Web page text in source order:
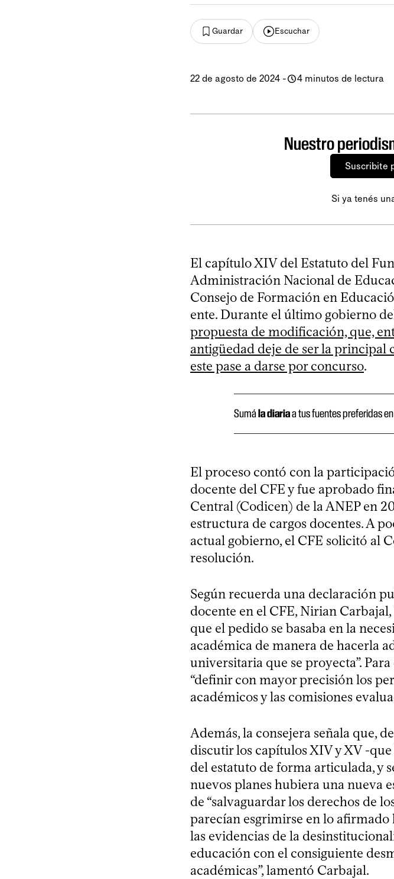
Guardar Escuchar
22 de agosto de 2024 - 4 minutos de lectura
Nuestro
Suscribite
Si ya tenés
El capítulo XIV del Estatuto del
Administración Nacional de
Consejo de Formación en
ente. Durante el último gobierno
propuesta de modificación, que,
antigüedad deje de ser la principal
este pase a darse por concurso.
Sumála diariaa tus fuentes preferidas
El proceso contó con la
docente del CFE y fue aprobado
Central (Codicen) de la ANEP en
estructura de cargos docentes. A
actual gobierno, el CFE solicitó al
resolución.
Según recuerda una declaración
docente en el CFE, Nirian
que el pedido se basaba en la
académica de manera de hacerla
universitaria que se proyecta”.
“definir con mayor precisión los
académicos y las comisiones
Además, la consejera señala que,
discutir los capítulos XIV y XV -
del estatuto de forma articulada, y
nuevos planes hubiera una nueva
de “salvaguardar los derechos de
parecían esgrimirse en lo afirmado
las evidencias de la
educación con el consiguiente
académicas”, lamentó Carbajal.